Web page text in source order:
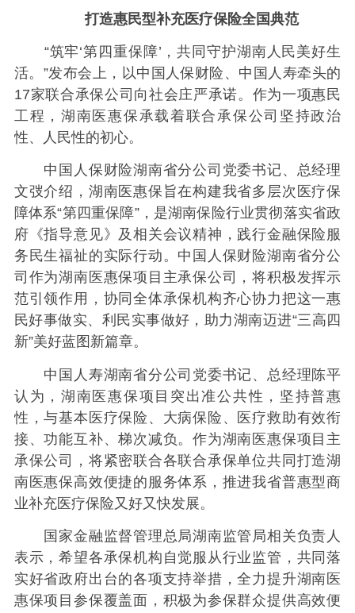
打造惠民型补充医疗保险全国典范
“筑牢‘第四重保障’，共同守护湖南人民美好生
活。”发布会上，以中国人保财险、中国人寿牵头的
17家联合承保公司向社会庄严承诺。作为一项惠民
工程，湖南医惠保承载着联合承保公司坚持政治
性、人民性的初心。
中国人保财险湖南省分公司党委书记、总经理
文弢介绍，湖南医惠保旨在构建我省多层次医疗保
障体系“第四重保障”，是湖南保险行业贯彻落实省政
府《指导意见》及相关会议精神，践行金融保险服
务民生福祉的实际行动。中国人保财险湖南省分公
司作为湖南医惠保项目主承保公司，将积极发挥示
范引领作用，协同全体承保机构齐心协力把这一惠
民好事做实、利民实事做好，助力湖南迈进“三高四
新”美好蓝图新篇章。
中国人寿湖南省分公司党委书记、总经理陈平
认为，湖南医惠保项目突出准公共性，坚持普惠
性，与基本医疗保险、大病保险、医疗救助有效衔
接、功能互补、梯次减负。作为湖南医惠保项目主
承保公司，将紧密联合各联合承保单位共同打造湖
南医惠保高效便捷的服务体系，推进我省普惠型商
业补充医疗保险又好又快发展。
国家金融监督管理总局湖南监管局相关负责人
表示，希望各承保机构自觉服从行业监管，共同落
实好省政府出台的各项支持举措，全力提升湖南医
惠保项目参保覆盖面，积极为参保群众提供高效便